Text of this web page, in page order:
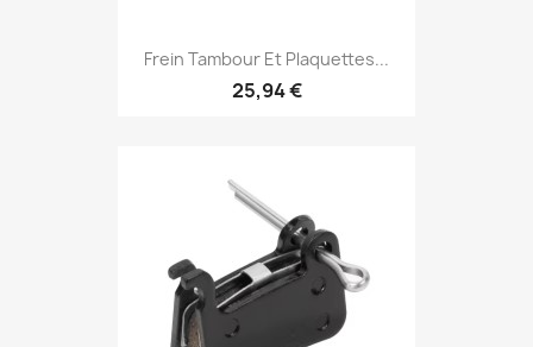
Frein Tambour Et Plaquettes...
25,94 €